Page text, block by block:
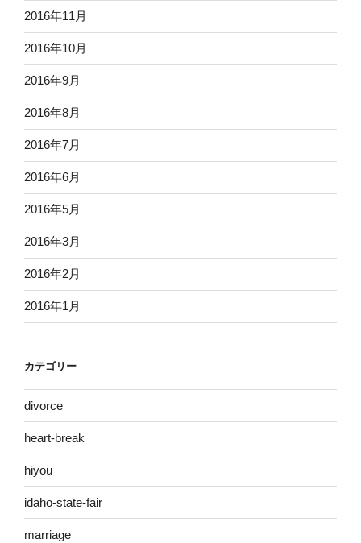
2016年11月
2016年10月
2016年9月
2016年8月
2016年7月
2016年6月
2016年5月
2016年3月
2016年2月
2016年1月
カテゴリー
divorce
heart-break
hiyou
idaho-state-fair
marriage